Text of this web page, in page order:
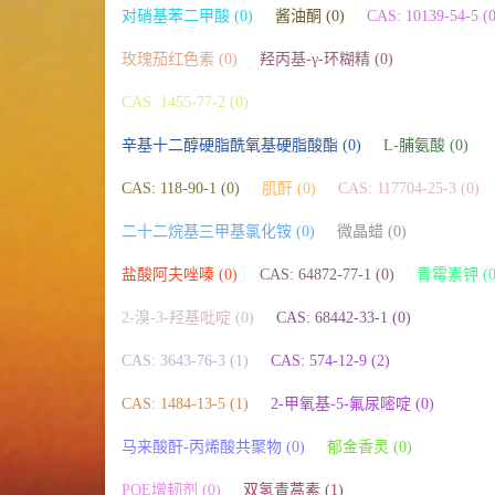
对硝基苯二甲酸 (0) 酱油酮 (0) CAS: 10139-54-5
玫瑰茄红色素 (0) 羟丙基-γ-环糊精 (0)
CAS: 1455-77-2 (0)
辛基十二醇硬脂酰氧基硬脂酸酯 (0) L-脯氨酸 (0)
CAS: 118-90-1 (0) 肌酐 (0) CAS: 117704-25-3 (0)
二十二烷基三甲基氯化铵 (0) 微晶蜡 (0)
盐酸阿夫唑嗪 (0) CAS: 64872-77-1 (0) 青霉素钾
2-溴-3-羟基吡啶 (0) CAS: 68442-33-1 (0)
CAS: 3643-76-3 (1) CAS: 574-12-9 (2)
CAS: 1484-13-5 (1) 2-甲氧基-5-氟尿嘧啶 (0)
马来酸酐-丙烯酸共聚物 (0) 郁金香灵 (0)
POE增韧剂 (0) 双氢青蒿素 (1)